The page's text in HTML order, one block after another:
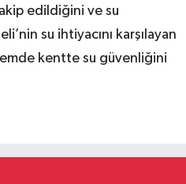
edildiğini ve su
su ihtiyacını karşılayan
kentte su güvenliğini